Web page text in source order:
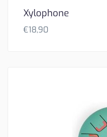
Xylophone
€18,90